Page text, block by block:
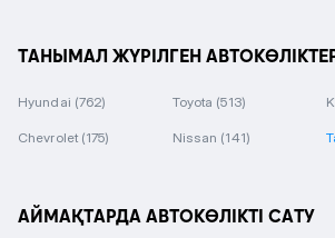
ТАНЫМАЛ ЖҮРІЛГЕН
Hyundai (762) Toyota (513)
Chevrolet (175) Nissan (141)
АЙМАҚТАРДА АВТОКӨЛІКТІ САТУ